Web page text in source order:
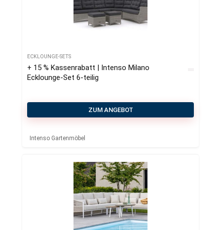
ECKLOUNGE-SETS
+ 15 % Kassenrabatt | Intenso Milano
Ecklounge-Set 6-teilig
ZUM ANGEBOT
Intenso Gartenmöbel